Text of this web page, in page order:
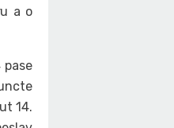
a o
14.